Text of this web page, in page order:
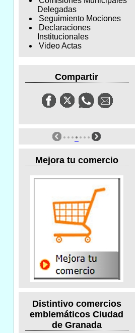
Delegadas
Seguimiento Mociones
Declaraciones
Institucionales
Video Actas
Compartir
Mejora tu comercio
Distintivo comercios
emblemáticos Ciudad
de Granada